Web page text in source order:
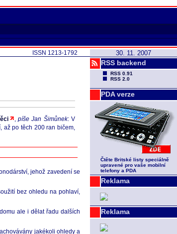
30. 11. 2007
RSS backend
RSS 0.91
RSS 2.0
PDA verze
Čtěte Britské listy speciálně
upravené pro vaše mobilní
telefony a PDA
Reklama
Reklama
ISSN 1213-1792
, píše Jan Šimůnek: V
až po těch 200 ran bičem,
jehož zavedení se
bez ohledu na pohlaví,
ale i dělat řadu dalších
jakékoli ohledy a